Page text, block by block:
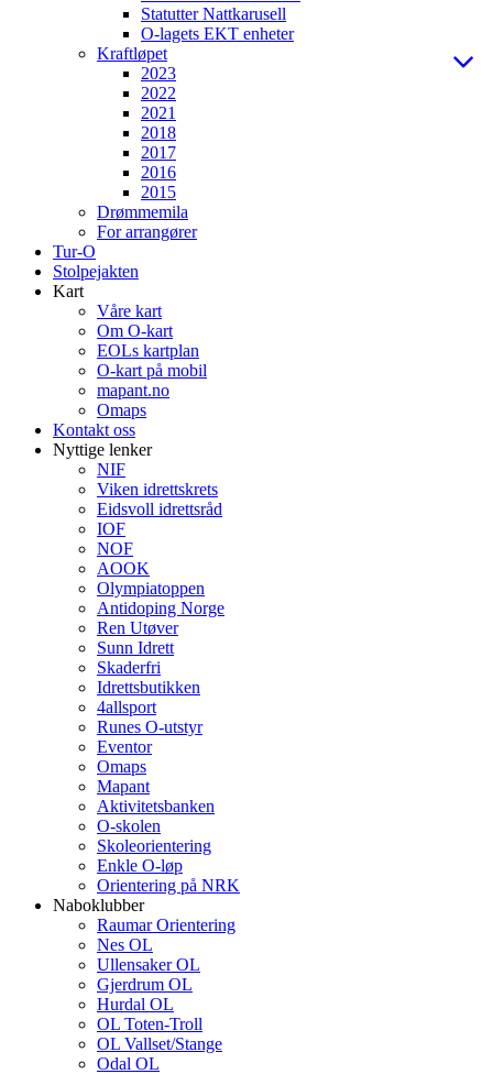
Statutter Nattkarusell
O-lagets EKT enheter
Kraftløpet
2023
2022
2021
2018
2017
2016
2015
Drømmemila
For arrangører
Tur-O
Stolpejakten
Kart
Våre kart
Om O-kart
EOLs kartplan
O-kart på mobil
mapant.no
Omaps
Kontakt oss
Nyttige lenker
NIF
Viken idrettskrets
Eidsvoll idrettsråd
IOF
NOF
AOOK
Olympiatoppen
Antidoping Norge
Ren Utøver
Sunn Idrett
Skaderfri
Idrettsbutikken
4allsport
Runes O-utstyr
Eventor
Omaps
Mapant
Aktivitetsbanken
O-skolen
Skoleorientering
Enkle O-løp
Orientering på NRK
Naboklubber
Raumar Orientering
Nes OL
Ullensaker OL
Gjerdrum OL
Hurdal OL
OL Toten-Troll
OL Vallset/Stange
Odal OL